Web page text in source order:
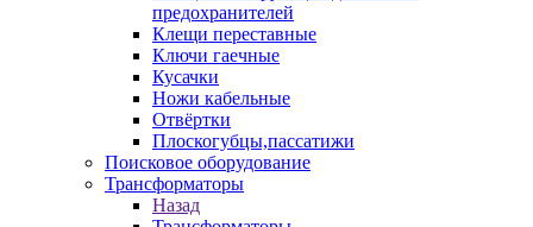
предохранителей
Клещи переставные
Ключи гаечные
Кусачки
Ножи кабельные
Отвёртки
Плоскогубцы,пассатижи
Поисковое оборудование
Трансформаторы
Назад